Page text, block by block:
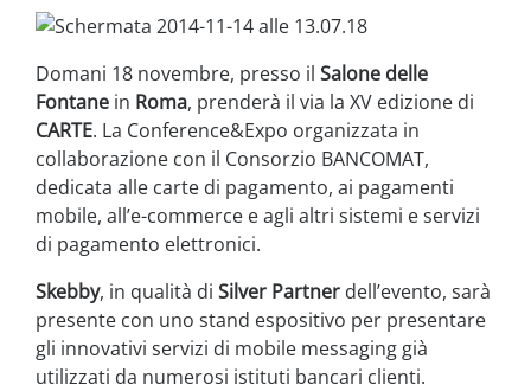
Domani 18 novembre, presso il Salone delle
Fontane in Roma, prenderà il via la XV edizione di
CARTE. La Conference&Expo organizzata in
collaborazione con il Consorzio BANCOMAT,
dedicata alle carte di pagamento, ai pagamenti
mobile, all’e-commerce e agli altri sistemi e servizi
di pagamento elettronici.
Skebby, in qualità di Silver Partner dell’evento, sarà
presente con uno stand espositivo per presentare
gli innovativi servizi di mobile messaging già
utilizzati da numerosi istituti bancari clienti.